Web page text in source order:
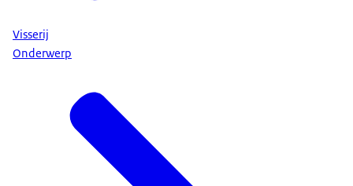
Visserij
Onderwerp